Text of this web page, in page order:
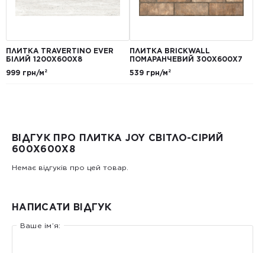
ПЛИТКА TRAVERTINO EVER
БІЛИЙ 1200Х600Х8
999 грн/м²
ПЛИТКА BRICKWALL
ПОМАРАНЧЕВИЙ 300Х600Х7
539 грн/м²
ВІДГУК ПРО ПЛИТКА JOY СВІТЛО-СІРИЙ
600X600X8
Немає відгуків про цей товар.
НАПИСАТИ ВІДГУК
Ваше ім’я: